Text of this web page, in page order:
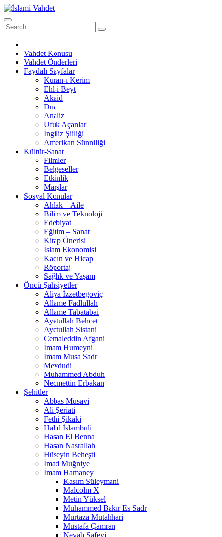
Skip
to
content
Vahdet Konusu
Vahdet Önderleri
Faydalı Sayfalar
Kuran-ı Kerim
Ehl-i Beyt
Akaid
Dua
Analiz
Ufuk Açanlar
İngiliz Şiiliği
Amerikan Sünniliği
Kültür-Sanat
Filmler
Belgeseller
Etkinlik
Marşlar
Sosyal Konular
Ahlak – Aile
Bilim ve Teknoloji
Edebiyat
Eğitim – Sanat
Kitap Önerisi
İslam Ekonomisi
Kadın ve Hicap
Röportaj
Sağlık ve Yaşam
Öncü Şahsiyetler
Aliya İzzetbegoviç
Allame Fadlullah
Allame Tabatabai
Ayetullah Behcet
Ayetullah Sistani
Cemaleddin Afgani
İmam Humeyni
İmam Musa Sadr
Mevdudi
Muhammed Abduh
Necmettin Erbakan
Şehitler
Abbas Musavi
Ali Şeriati
Fethi Şikaki
Halid İslambuli
Hasan El Benna
Hasan Nasrallah
Hüseyin Beheşti
İmad Muğniye
İmam Hamaney
Kasım Süleymani
Malcolm X
Metin Yüksel
Muhammed Bakır Es Sadr
Murtaza Mutahhari
Mustafa Çamran
Nevab Safevi